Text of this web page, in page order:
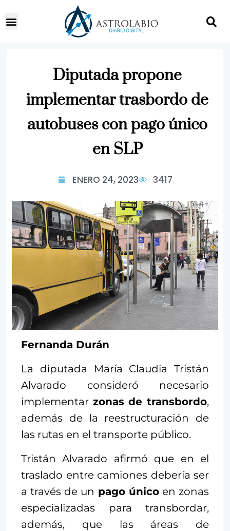
Diputada propone
implementar trasbordo de
autobuses con pago único
en SLP
ENERO 24, 2023 3417
Fernanda Durán
La diputada María Claudia Tristán
Alvarado consideró necesario
implementar zonas de transbordo,
además de la reestructuración de
las rutas en el transporte público.
Tristán Alvarado afirmó que en el
traslado entre camiones debería ser
a través de un pago únicoen zonas
especializadas para transbordar,
además, que las áreas de